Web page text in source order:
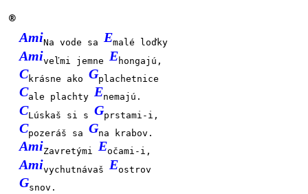
®
AmiNa vode saEmalé loďky
Amiveľmi jemneEhongajú,
Ckrásne akoGplachetnice
Cale plachtyEnemajú.
CLúskaš si sGprstami-i,
Cpozeráš saGna krabov.
AmiZavretýmiEočami-i,
AmivychutnávašEostrov
Gsnov.